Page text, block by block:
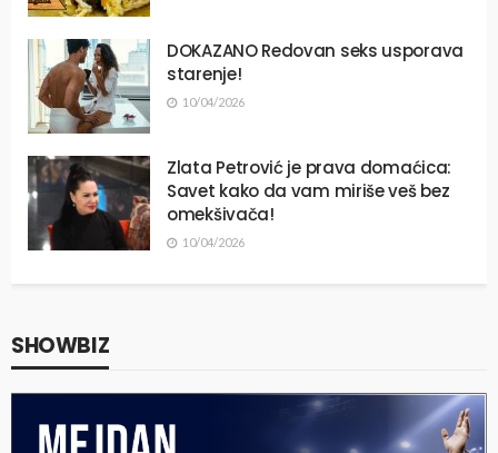
DOKAZANO Redovan seks usporava
starenje!
10/04/2026
Zlata Petrović je prava domaćica:
Savet kako da vam miriše veš bez
omekšivača!
10/04/2026
SHOWBIZ